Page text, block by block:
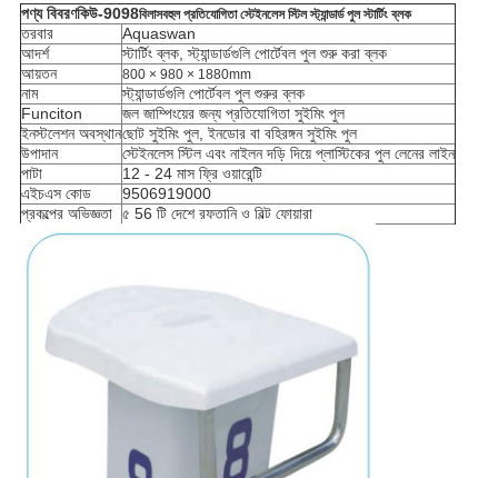
পণ্য বিবরণকিউ-9098বিলাসবহুল প্রতিযোগিতা স্টেইনলেস স্টিল স্ট্যান্ডার্ড পুল স্টার্টিং ব্লক
তরবার
Aquaswan
আদর্শ
স্টার্টিং ব্লক, স্ট্যান্ডার্ডগুলি পোর্টেবল পুল শুরু করা ব্লক
আয়তন
800 × 980 × 1880mm
নাম
স্ট্যান্ডার্ডগুলি পোর্টেবল পুল শুরুর ব্লক
Funciton
জল জাম্পিংয়ের জন্য প্রতিযোগিতা সুইমিং পুল
ইনস্টলেশন অবস্থানছোট সুইমিং পুল, ইনডোর বা বহিরঙ্গন সুইমিং পুল
উপাদান
স্টেইনলেস স্টিল এবং নাইলন দড়ি দিয়ে প্লাস্টিকের পুল লেনের লাইন
পাটা
12 - 24 মাস ফ্রি ওয়ারেন্টি
এইচএস কোড
9506919000
প্রকল্পের অভিজ্ঞতা ৫ 56 টি দেশে রফতানি ও বিল্ট ফোয়ারা